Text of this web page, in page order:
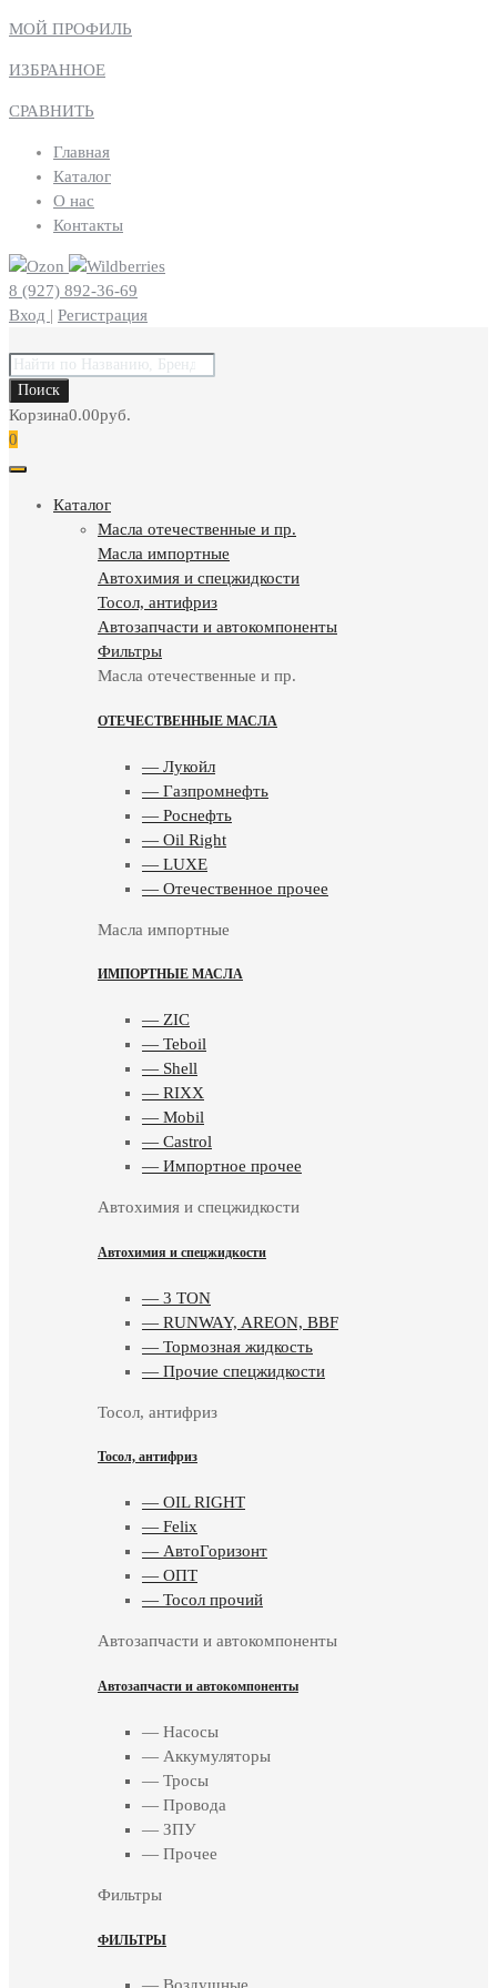
МОЙ ПРОФИЛЬ
ИЗБРАННОЕ
СРАВНИТЬ
Главная
Каталог
О нас
Контакты
8 (927) 892-36-69
Вход | Регистрация
Поиск
товаров
Поиск
Корзина0.00руб.
0
Каталог
Масла отечественные и пр.
Масла импортные
Автохимия и спецжидкости
Тосол, антифриз
Автозапчасти и автокомпоненты
Фильтры
Масла отечественные и пр.
ОТЕЧЕСТВЕННЫЕ МАСЛА
— Лукойл
— Газпромнефть
— Роснефть
— Oil Right
— LUXE
— Отечественное прочее
Масла импортные
ИМПОРТНЫЕ МАСЛА
— ZIC
— Teboil
— Shell
— RIXX
— Mobil
— Castrol
— Импортное прочее
Автохимия и спецжидкости
Автохимия и спецжидкости
— 3 TON
— RUNWAY, AREON, BBF
— Тормозная жидкость
— Прочие спецжидкости
Тосол, антифриз
Тосол, антифриз
— OIL RIGHT
— Felix
— АвтоГоризонт
— ОПТ
— Тосол прочий
Автозапчасти и автокомпоненты
Автозапчасти и автокомпоненты
— Насосы
— Аккумуляторы
— Тросы
— Провода
— ЗПУ
— Прочее
Фильтры
ФИЛЬТРЫ